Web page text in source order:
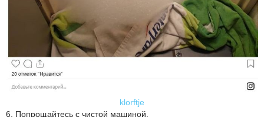
klorftje
6. Попрощайтесь с чистой машиной.